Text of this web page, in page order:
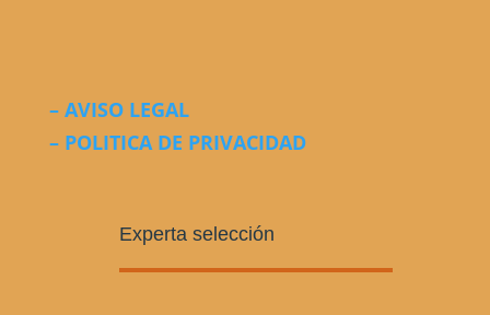
– AVISO LEGAL
– POLITICA DE PRIVACIDAD
Experta selección